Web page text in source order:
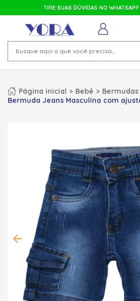
TIRE SUAS DÚVIDAS NO WHATSAPP
Página inicial Bebê
Bermudas
Bermuda Jeans Masculina com